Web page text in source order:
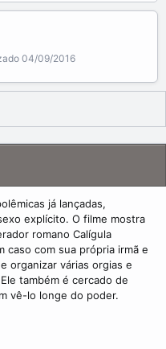
04/09/2016
já lançadas,
explícito. O filme mostra
romano Calígula
caso com sua própria irmã e
organizar várias orgias e
também é cercado de
vê-lo longe do poder.